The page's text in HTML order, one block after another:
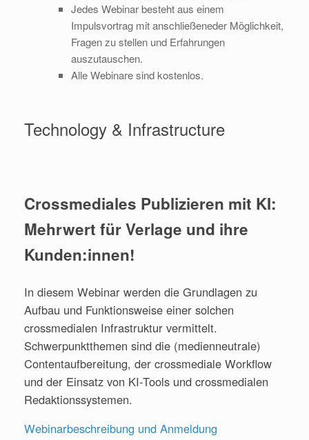
Jedes Webinar besteht aus einem
Impulsvortrag mit anschließeneder Möglichkeit,
Fragen zu stellen und Erfahrungen
auszutauschen.
Alle Webinare sind kostenlos.
Technology & Infrastructure
Crossmediales Publizieren mit KI:
Mehrwert für Verlage und ihre
Kunden:innen!
In diesem Webinar werden die Grundlagen zu
Aufbau und Funktionsweise einer solchen
crossmedialen Infrastruktur vermittelt.
Schwerpunktthemen sind die (medienneutrale)
Contentaufbereitung, der crossmediale Workflow
und der Einsatz von KI-Tools und crossmedialen
Redaktionssystemen.
Webinarbeschreibung und Anmeldung